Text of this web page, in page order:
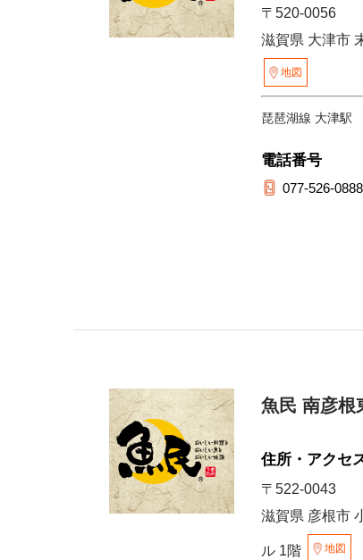
〒520-0056
滋賀県 大津市
地図
琵琶湖線 大津駅
電話番号
077-526-0888
魚民 南彦根
住所・アクセ
〒522-0043
滋賀県 彦根市
ル 1階 地図